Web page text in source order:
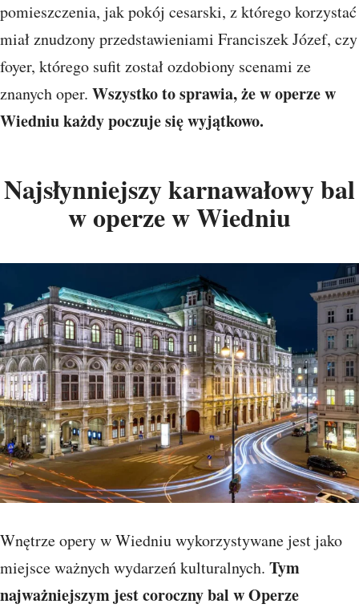
pomieszczenia, jak pokój cesarski, z którego korzystać
miał znudzony przedstawieniami Franciszek Józef, czy
foyer, którego sufit został ozdobiony scenami ze
znanych oper. Wszystko to sprawia, że w operze w
Wiedniu każdy poczuje się wyjątkowo.
Najsłynniejszy karnawałowy bal
w operze w Wiedniu
Wnętrze opery w Wiedniu wykorzystywane jest jako
miejsce ważnych wydarzeń kulturalnych. Tym
najważniejszym jest coroczny bal w Operze